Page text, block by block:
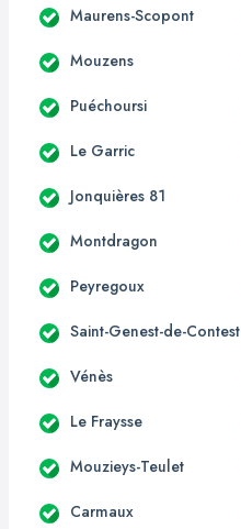
Maurens-Scopont
Mouzens
Puéchoursi
Le Garric
Jonquières 81
Montdragon
Peyregoux
Saint-Genest-de-Contest
Vénès
Le Fraysse
Mouzieys-Teulet
Carmaux